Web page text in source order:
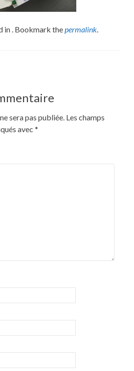
in . Bookmark thepermalink.
sera pas publiée. Les champs
avec *